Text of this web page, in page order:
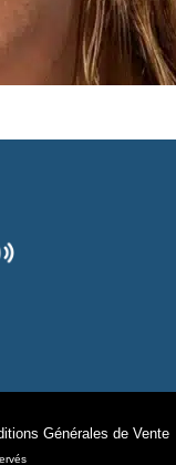
Générales de Vente